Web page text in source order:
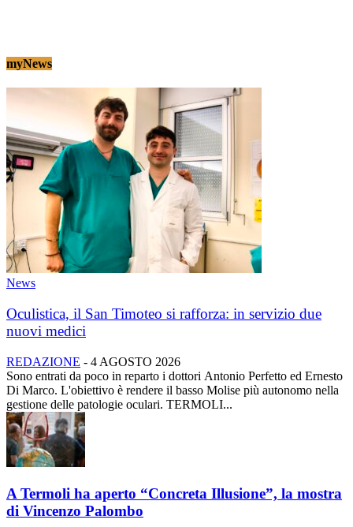
myNews
News
Oculistica, il San Timoteo si rafforza: in servizio due
nuovi medici
REDAZIONE - 4 AGOSTO 2026
Sono entrati da poco in reparto i dottori Antonio Perfetto ed Ernesto
Di Marco. L'obiettivo è rendere il basso Molise più autonomo nella
gestione delle patologie oculari. TERMOLI...
A Termoli ha aperto “Concreta Illusione”, la mostra
di Vincenzo Palombo